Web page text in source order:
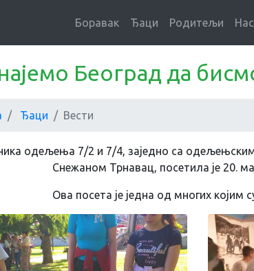
Боравак Ђаци Родитељи
Београд да
Ђаци Вести
одељења 7/2 и 7/4, заједно са
Снежаном Трнавац, посетила је 20.
Ова посета је једна од многих којим